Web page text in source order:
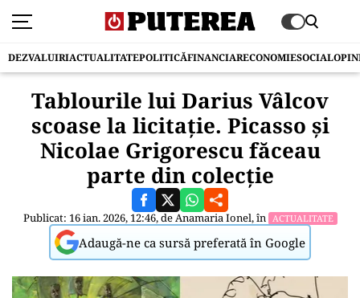
DEZVALUIRIACTUALITATEPOLITICĂFINANCIARECONOMIESOCIAL
Tablourile lui Darius Vâlcov
scoase la licitaţie. Picasso şi
Nicolae Grigorescu făceau
parte din colecţie
Publicat: 16 ian. 2026, 12:46, deAnamaria Ionel, în ACTUALITATE
Adaugă-ne ca sursă preferată în Google